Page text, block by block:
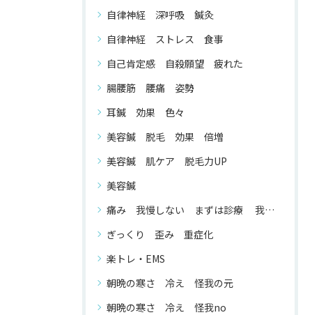
自律神経 深呼吸 鍼灸
自律神経 ストレス 食事
自己肯定感 自殺願望 疲れた
腸腰筋 腰痛 姿勢
耳鍼 効果 色々
美容鍼 脱毛 効果 倍増
美容鍼 肌ケア 脱毛力UP
美容鍼
痛み 我慢しない まずは診療 我慢する 必要 が ない
ぎっくり 歪み 重症化
楽トレ・EMS
朝晩の寒さ 冷え 怪我の元
朝晩の寒さ 冷え 怪我no